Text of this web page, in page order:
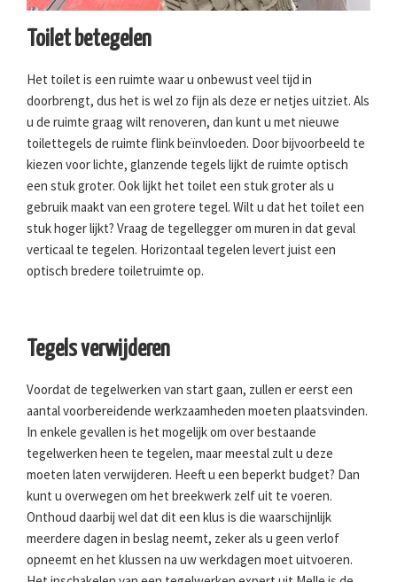
Toilet betegelen
Het toilet is een ruimte waar u onbewust veel tijd in
doorbrengt, dus het is wel zo fijn als deze er netjes uitziet. Als
u de ruimte graag wilt renoveren, dan kunt u met nieuwe
toilettegels de ruimte flink beïnvloeden. Door bijvoorbeeld te
kiezen voor lichte, glanzende tegels lijkt de ruimte optisch
een stuk groter. Ook lijkt het toilet een stuk groter als u
gebruik maakt van een grotere tegel. Wilt u dat het toilet een
stuk hoger lijkt? Vraag de tegellegger om muren in dat geval
verticaal te tegelen. Horizontaal tegelen levert juist een
optisch bredere toiletruimte op.
Tegels verwijderen
Voordat de tegelwerken van start gaan, zullen er eerst een
aantal voorbereidende werkzaamheden moeten plaatsvinden.
In enkele gevallen is het mogelijk om over bestaande
tegelwerken heen te tegelen, maar meestal zult u deze
moeten laten verwijderen. Heeft u een beperkt budget? Dan
kunt u overwegen om het breekwerk zelf uit te voeren.
Onthoud daarbij wel dat dit een klus is die waarschijnlijk
meerdere dagen in beslag neemt, zeker als u geen verlof
opneemt en het klussen na uw werkdagen moet uitvoeren.